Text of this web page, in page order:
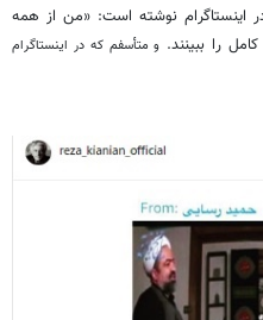
اینستاگرام نوشته است: «من از همه
را ببينند. و متأسفم كه در اينستاگرام